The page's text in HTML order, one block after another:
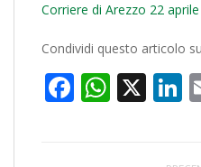
Corriere di Arezzo 22
Condividi questo articolo
Facebook
X